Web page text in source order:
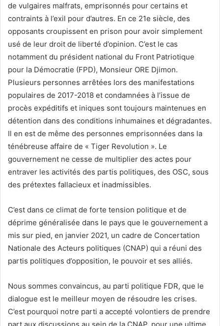
de vulgaires malfrats, emprisonnés pour certains et
contraints à l’exil pour d’autres. En ce 21e siècle, des
opposants croupissent en prison pour avoir simplement
usé de leur droit de liberté d’opinion. C’est le cas
notamment du président national du Front Patriotique
pour la Démocratie (FPD), Monsieur ORE Djimon.
Plusieurs personnes arrêtées lors des manifestations
populaires de 2017-2018 et condamnées à l’issue de
procès expéditifs et iniques sont toujours maintenues en
détention dans des conditions inhumaines et dégradantes.
Il en est de même des personnes emprisonnées dans la
ténébreuse affaire de « Tiger Revolution ». Le
gouvernement ne cesse de multiplier des actes pour
entraver les activités des partis politiques, des OSC, sous
des prétextes fallacieux et inadmissibles.
C’est dans ce climat de forte tension politique et de
déprime généralisée dans le pays que le gouvernement a
mis sur pied, en janvier 2021, un cadre de Concertation
Nationale des Acteurs politiques (CNAP) qui a réuni des
partis politiques d’opposition, le pouvoir et ses alliés.
Nous sommes convaincus, au parti politique FDR, que le
dialogue est le meilleur moyen de résoudre les crises.
C’est pourquoi notre parti a accepté volontiers de prendre
part aux discussions au sein de la CNAP, pour une ultime